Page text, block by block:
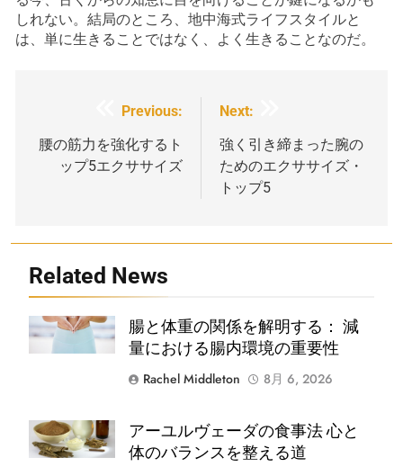
しれない。結局のところ、地中海式ライフスタイルと
は、単に生きることではなく、よく生きることなのだ。
稿
ゲ
ー
ョ
Previous:
腰の筋力を強化するト
ップ5エクササイズ
Next:
強く引き締まった腕の
ためのエクササイズ・
トップ5
Related News
Shutterstock
腸と体重の関係を解明する： 減
量における腸内環境の重要性
Rachel Middleton
8月 6, 2026
Shutterstock
アーユルヴェーダの食事法 心と
体のバランスを整える道